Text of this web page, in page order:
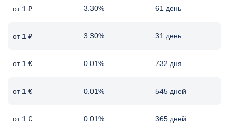
от 1 ₽ 3.30% 61 день
от 1 ₽ 3.30% 31 день
от 1 € 0.01% 732 дня
от 1 € 0.01% 545 дней
от 1 € 0.01% 365 дней